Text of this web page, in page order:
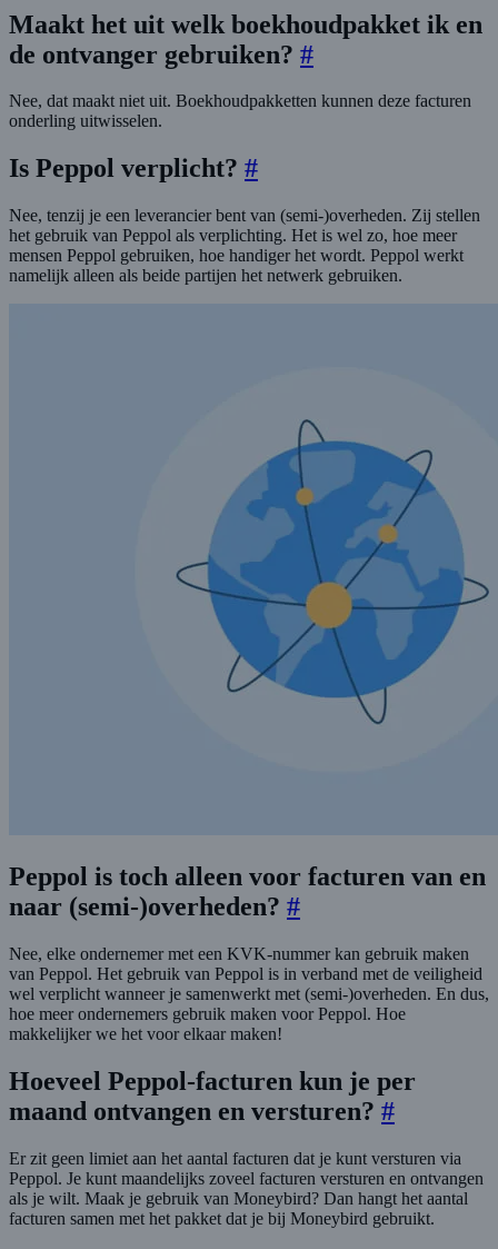
Maakt het uit welk boekhoudpakket ik en
de ontvanger gebruiken? #
Nee, dat maakt niet uit. Boekhoudpakketten kunnen deze facturen
onderling uitwisselen.
Is Peppol verplicht? #
Nee, tenzij je een leverancier bent van (semi-)overheden. Zij stellen
het gebruik van Peppol als verplichting. Het is wel zo, hoe meer
mensen Peppol gebruiken, hoe handiger het wordt. Peppol werkt
namelijk alleen als beide partijen het netwerk gebruiken.
Peppol is toch alleen voor facturen van en
naar (semi-)overheden? #
Nee, elke ondernemer met een KVK-nummer kan gebruik maken
van Peppol. Het gebruik van Peppol is in verband met de veiligheid
wel verplicht wanneer je samenwerkt met (semi-)overheden. En dus,
hoe meer ondernemers gebruik maken voor Peppol. Hoe
makkelijker we het voor elkaar maken!
Hoeveel Peppol-facturen kun je per
maand ontvangen en versturen? #
Er zit geen limiet aan het aantal facturen dat je kunt versturen via
Peppol. Je kunt maandelijks zoveel facturen versturen en ontvangen
als je wilt. Maak je gebruik van Moneybird? Dan hangt het aantal
facturen samen met het pakket dat je bij Moneybird gebruikt.